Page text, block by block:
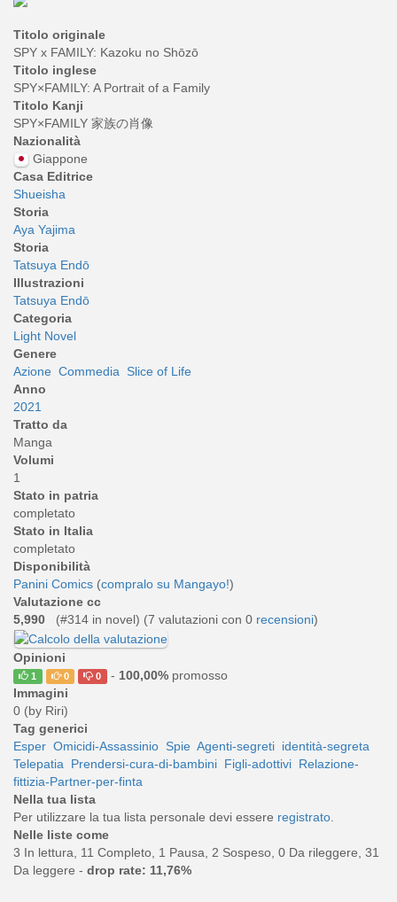
Titolo originale
SPY x FAMILY: Kazoku no Shōzō
Titolo inglese
SPY×FAMILY: A Portrait of a Family
Titolo Kanji
SPY×FAMILY 家族の肖像
Nazionalità
Giappone
Casa Editrice
Shueisha
Storia
Aya Yajima
Storia
Tatsuya Endō
Illustrazioni
Tatsuya Endō
Categoria
Light Novel
Genere
Azione Commedia Slice of Life
Anno
2021
Tratto da
Manga
Volumi
1
Stato in patria
completato
Stato in Italia
completato
Disponibilità
Panini Comics (compralo su Mangayo!)
Valutazione cc
5,990
(#314 in novel) (7 valutazioni con 0 recensioni)
Opinioni
1 0 0 - 100,00%promosso
Immagini
0 (by Riri)
Tag generici
Esper Omicidi-Assassinio Spie Agenti-segreti identità-segreta
Telepatia
Prendersi-cura-di-bambini Figli-adottivi Relazione-
fittizia-Partner-per-finta
Nella tua lista
Per utilizzare la tua lista personale devi essere registrato
Nelle liste come
3 In lettura, 11 Completo, 1 Pausa, 2 Sospeso, 0 Da rileggere, 31
Da leggere - drop rate: 11,76%